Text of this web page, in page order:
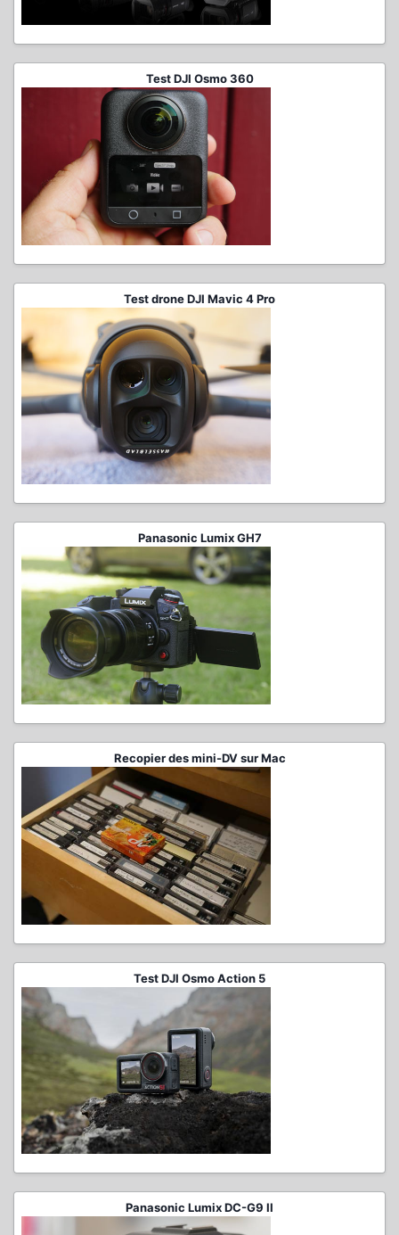
Test DJI Osmo 360
Test drone DJI Mavic 4 Pro
Panasonic Lumix GH7
Recopier des mini-DV sur Mac
Test DJI Osmo Action 5
Panasonic Lumix DC-G9 II